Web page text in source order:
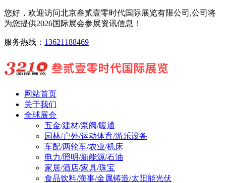
您好，欢迎访问北京叁贰壹零时代国际展览有限公司,公司将
为您提供2026国际展会参展资讯信息！
服务热线： 13621188469
网站首页
关于我们
全球展会
五金/建材/泵阀/暖通
园林/户外/运动体育/游乐设备
车配/两轮车/农业/机床
电力/照明/新能源/石油
家居/酒店/家具/珠宝
食品饮料/海事/金属铸造/太阳能光伏